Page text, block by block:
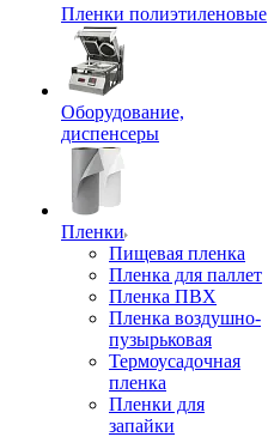
Пленки полиэтиленовые
Оборудование,
диспенсеры
Пленки
Пищевая пленка
Пленка для паллет
Пленка ПВХ
Пленка воздушно-
пузырьковая
Термоусадочная
пленка
Пленки для
запайки